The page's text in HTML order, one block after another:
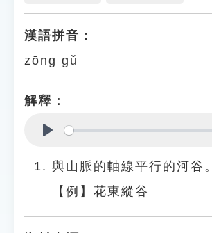
貓頭鷹博士
漢語拼音：
zōng gǔ
解釋：
與山脈的軸線平行的河谷。
【例】花東縱谷